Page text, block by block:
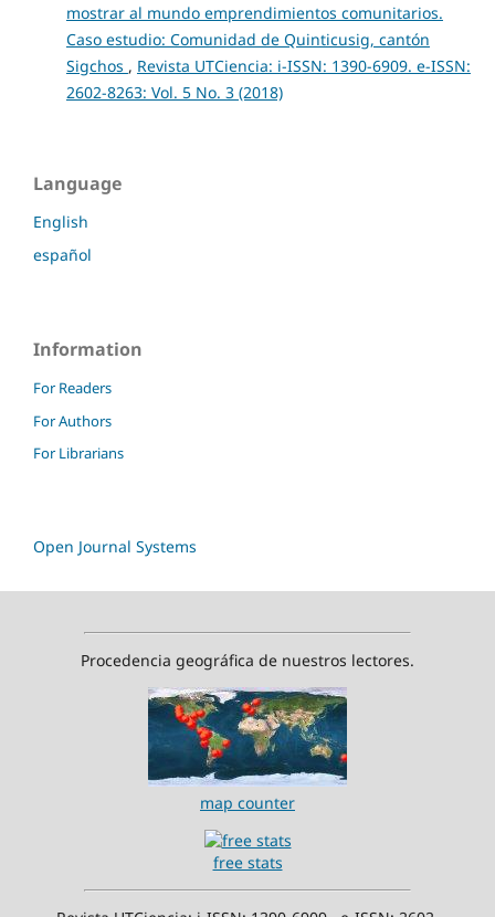
mostrar al mundo emprendimientos comunitarios.
Caso estudio: Comunidad de Quinticusig, cantón
Sigchos , Revista UTCiencia: i-ISSN: 1390-6909. e-ISSN:
2602-8263: Vol. 5 No. 3 (2018)
Language
English
español
Information
For Readers
For Authors
For Librarians
Open Journal Systems
Procedencia geográfica de nuestros lectores.
map counter
free stats